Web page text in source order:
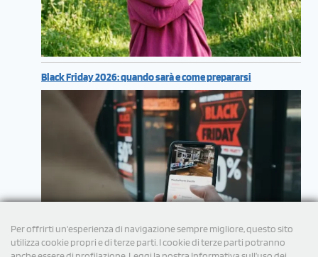
Per offrirti un'esperienza di navigazione sempre migliore, questo sito
utilizza cookie propri e di terze parti. I cookie di terze parti potranno
Black Friday 2026: quando sarà e come prepararsi